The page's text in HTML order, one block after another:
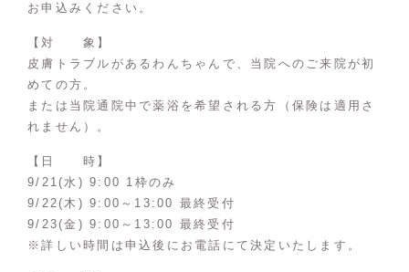
お申込みください。
【対 象】
皮膚トラブルがあるわんちゃんで、当院へのご来院が初
めての方。
または当院通院中で薬浴を希望される方（保険は適用さ
れません）。
【日 時】
9/21(水) 9:00 1枠のみ
9/22(木) 9:00～13:00 最終受付
9/23(金) 9:00～13:00 最終受付
※詳しい時間は申込後にお電話にて決定いたします。